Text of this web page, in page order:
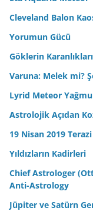
Cleveland Balon
Yorumun Gücü
Göklerin
Varuna: Melek mi?
Lyrid Meteor
Astrolojik Açıdan
19 Nisan 2019
Yıldızların Kadirleri
Chief Astrologer
Anti-Astrology
Jüpiter ve Satürn